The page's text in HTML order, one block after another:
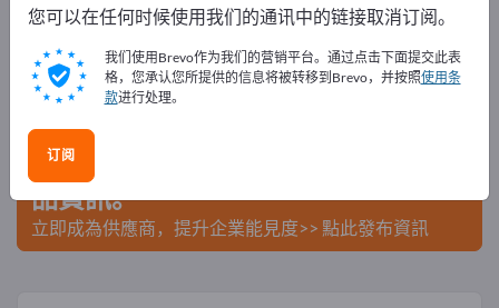
Exportpages 办公用品 办公用品 文件盘
在Exportpages免費刊登廣告！
在Exportpages上發布您的公司與產
品資訊。
立即成為供應商，提升企業能見度>> 點此發布資訊
您可以在任何时候使用我们的通讯中的链接取消订阅。
我们使用Brevo作为我们的营销平台。通过点击下面提交此表
格，您承认您所提供的信息将被转移到Brevo，并按照使用条
款进行处理。
订阅